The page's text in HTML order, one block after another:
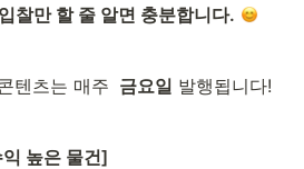
찰만 할 줄 알면 충분합니다.
텐츠는 매주 금요일 발행됩니다!
높은 물건]